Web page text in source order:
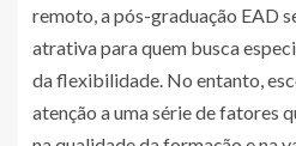
remoto, a pós-graduação EAD
atrativa para quem busca
da flexibilidade. No entanto,
atenção a uma série de fatores